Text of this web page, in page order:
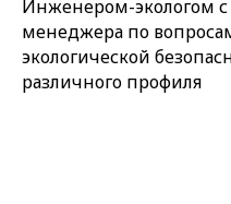
Инженером-экологом
менеджера по
экологической
различного профиля